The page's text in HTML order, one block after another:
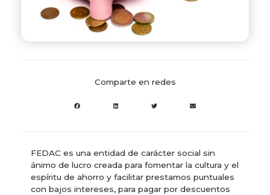
Comparte en redes
FEDAC es una entidad de carácter social sin
ánimo de lucro creada para fomentar la cultura y el
espíritu de ahorro y facilitar prestamos puntuales
con bajos intereses, para pagar por descuentos